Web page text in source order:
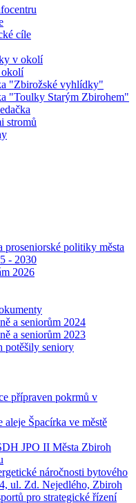
cíle
v okolí
okolí
"Zbirožské vyhlídky"
"Toulky Starým Zbirohem"
stromů
proseniorské politiky města
- 2030
2026
a seniorům 2024
a seniorům 2023
potěšily seniory
přípraven pokrmů v
aleje Špacírka ve městě
JPO II Města Zbiroh
náročnosti bytového
ul. Zd. Nejedlého, Zbiroh
pro strategické řízení